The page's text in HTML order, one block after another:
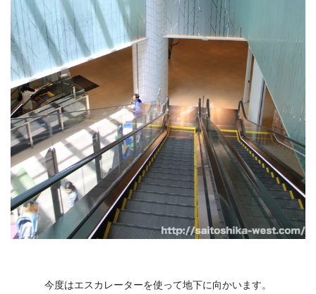
今度はエスカレーターを使って地下に向かいます。